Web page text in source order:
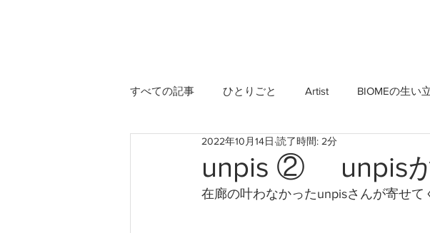
すべての記事 ひとりごと Artist BIOMEの生い
神戸のこと たからものforおくりも
たからものforおくりもの2022 たからものforおく
unpis ② unpis
2022年10月14日 読了時間: 2分
在廊の叶わなかったunpisさんが寄せて